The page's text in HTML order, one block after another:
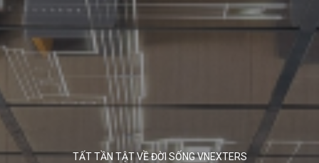
TẤT TẦN TẬT VỀ ĐỜI SỐNG VNEXTERS